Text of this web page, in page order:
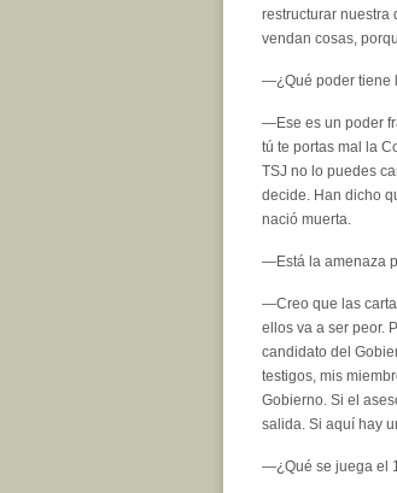
restructurar nuestra
vendan cosas,
—¿Qué poder tiene
—Ese es un poder
tú te portas mal la
TSJ no lo puedes
decide. Han dicho
nació muerta.
—Está la amenaza
—Creo que las
ellos va a ser peor.
candidato del
testigos, mis
Gobierno. Si el
salida. Si aquí hay
—¿Qué se juega el